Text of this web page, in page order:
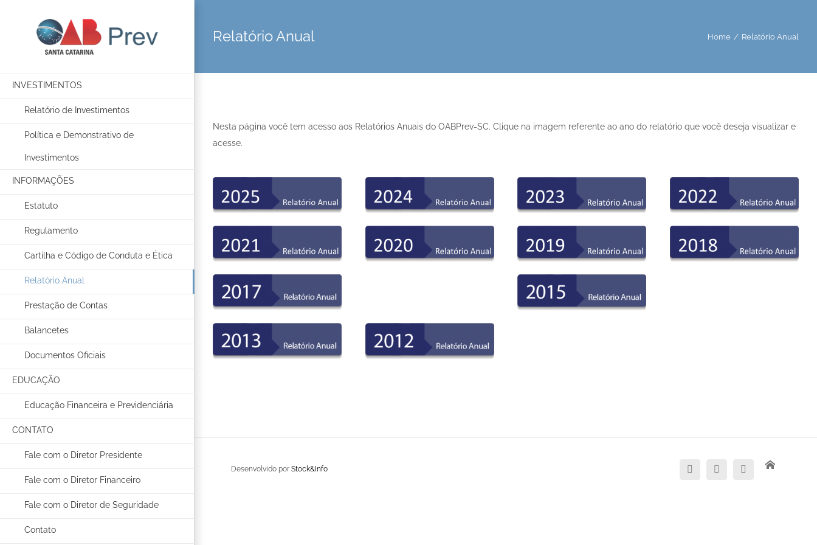
INVESTIMENTOS
Relatório de Investimentos
Política e Demonstrativo de
Investimentos
INFORMAÇÕES
Estatuto
Regulamento
Cartilha e Código de Conduta e Ética
Relatório Anual
Prestação de Contas
Balancetes
Documentos Oficiais
EDUCAÇÃO
Educação Financeira e Previdenciária
CONTATO
Fale com o Diretor Presidente
Fale com o Diretor Financeiro
Fale com o Diretor de Seguridade
Contato
Relatório Anual Home / Relatório Anual
Nesta página você tem acesso aos Relatórios Anuais do OABPrev-SC. Clique na imagem referente ao ano do relatório que você deseja visualizar e
acesse.
Desenvolvido por Stock&Info FacebookInstagramEmailWebsite